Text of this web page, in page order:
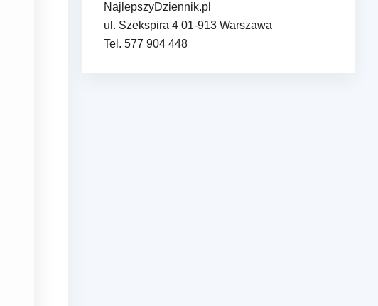
NajlepszyDziennik.pl
ul. Szekspira 4 01-913 Warszawa
Tel. 577 904 448